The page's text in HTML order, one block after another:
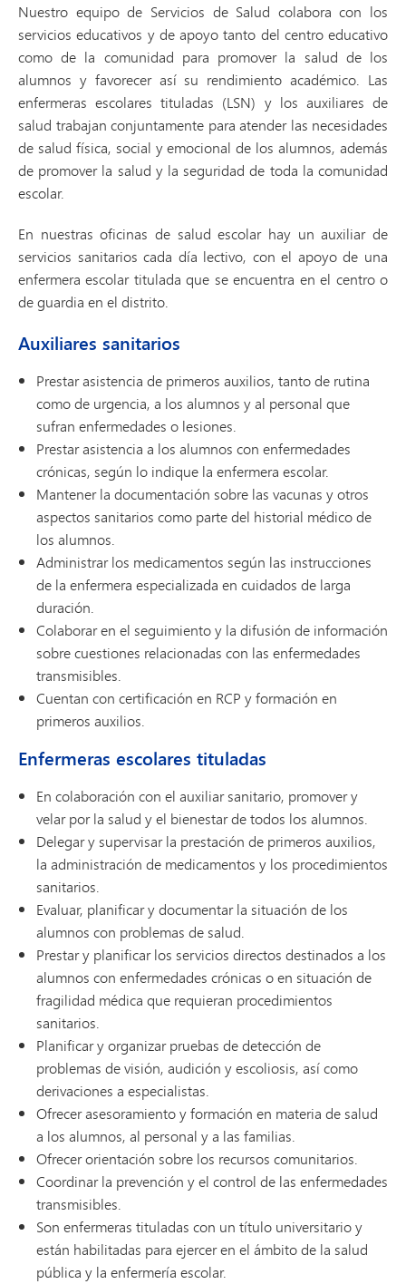
Nuestro equipo de Servicios de Salud colabora con los
servicios educativos y de apoyo tanto del centro educativo
como de la comunidad para promover la salud de los
alumnos y favorecer así su rendimiento académico. Las
enfermeras escolares tituladas (LSN) y los auxiliares de
salud trabajan conjuntamente para atender las necesidades
de salud física, social y emocional de los alumnos, además
de promover la salud y la seguridad de toda la comunidad
escolar.
En nuestras oficinas de salud escolar hay un auxiliar de
servicios sanitarios cada día lectivo, con el apoyo de una
enfermera escolar titulada que se encuentra en el centro o
de guardia en el distrito.
Auxiliares sanitarios
Prestar asistencia de primeros auxilios, tanto de rutina
como de urgencia, a los alumnos y al personal que
sufran enfermedades o lesiones.
Prestar asistencia a los alumnos con enfermedades
crónicas, según lo indique la enfermera escolar.
Mantener la documentación sobre las vacunas y otros
aspectos sanitarios como parte del historial médico de
los alumnos.
Administrar los medicamentos según las instrucciones
de la enfermera especializada en cuidados de larga
duración.
Colaborar en el seguimiento y la difusión de información
sobre cuestiones relacionadas con las enfermedades
transmisibles.
Cuentan con certificación en RCP y formación en
primeros auxilios.
Enfermeras escolares tituladas
En colaboración con el auxiliar sanitario, promover y
velar por la salud y el bienestar de todos los alumnos.
Delegar y supervisar la prestación de primeros auxilios,
la administración de medicamentos y los procedimientos
sanitarios.
Evaluar, planificar y documentar la situación de los
alumnos con problemas de salud.
Prestar y planificar los servicios directos destinados a los
alumnos con enfermedades crónicas o en situación de
fragilidad médica que requieran procedimientos
sanitarios.
Planificar y organizar pruebas de detección de
problemas de visión, audición y escoliosis, así como
derivaciones a especialistas.
Ofrecer asesoramiento y formación en materia de salud
a los alumnos, al personal y a las familias.
Ofrecer orientación sobre los recursos comunitarios.
Coordinar la prevención y el control de las enfermedades
transmisibles.
Son enfermeras tituladas con un título universitario y
están habilitadas para ejercer en el ámbito de la salud
pública y la enfermería escolar.